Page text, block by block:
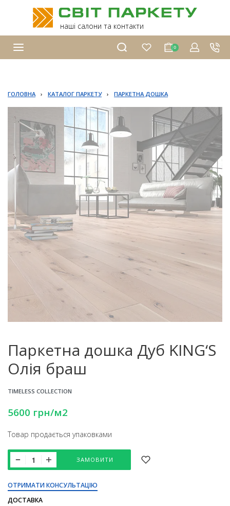
наші салони та контакти
0
ГОЛОВНА › КАТАЛОГ ПАРКЕТУ › ПАРКЕТНА ДОШКА
Паркетна дошка Дуб KING‘S
Олія браш
TIMELESS COLLECTION
5600 грн/м2
Товар продається упаковками
ЗАМОВИТИ
ОТРИМАТИ КОНСУЛЬТАЦІЮ
ДОСТАВКА